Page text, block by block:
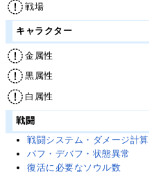
戦場
キャラクター
金属性
黒属性
白属性
戦闘
戦闘システム・ダメージ計算
バフ・デバフ・状態異常
復活に必要なソウル数